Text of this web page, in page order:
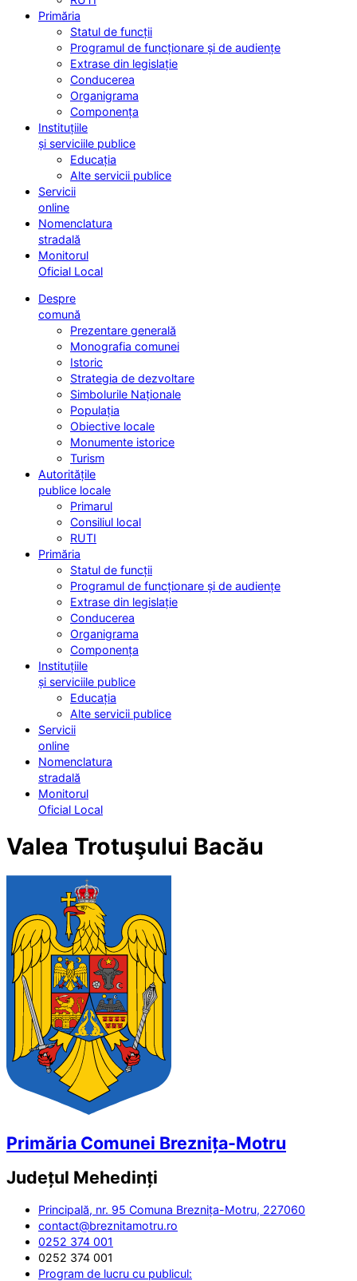
Primăria
Statul de funcții
Programul de funcționare și de audiențe
Extrase din legislație
Conducerea
Organigrama
Componența
Instituțiile
și serviciile publice
Educația
Alte servicii publice
Servicii
online
Nomenclatura
stradală
Monitorul
Oficial Local
Despre
comună
Prezentare generală
Monografia comunei
Istoric
Strategia de dezvoltare
Simbolurile Naționale
Populația
Obiective locale
Monumente istorice
Turism
Autoritățile
publice locale
Primarul
Consiliul local
RUTI
Primăria
Statul de funcții
Programul de funcționare și de audiențe
Extrase din legislație
Conducerea
Organigrama
Componența
Instituțiile
și serviciile publice
Educația
Alte servicii publice
Servicii
online
Nomenclatura
stradală
Monitorul
Oficial Local
Valea Trotuşului Bacău
Primăria Comunei Breznița-Motru
Județul Mehedinți
Principală, nr. 95 Comuna Breznița-Motru, 227060
contact@breznitamotru.ro
0252 374 001
0252 374 001
Program de lucru cu publicul: